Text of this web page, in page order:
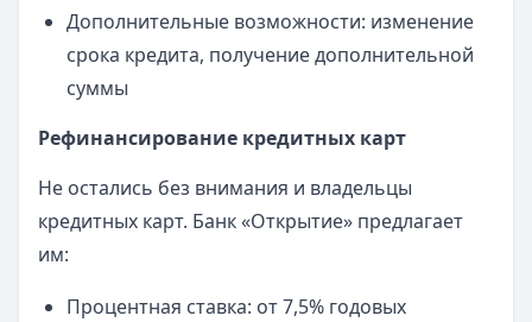
Дополнительные возможности: изменение
срока кредита, получение дополнительной
суммы
Рефинансирование кредитных карт
Не остались без внимания и владельцы
кредитных карт. Банк «Открытие» предлагает
им:
Процентная ставка: от 7,5% годовых